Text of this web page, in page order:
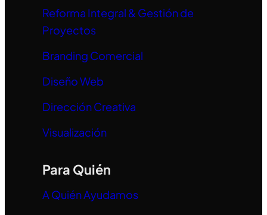
Reforma Integral & Gestión de
Proyectos
Branding Comercial
Diseño Web
Dirección Creativa
Visualización
Para Quién
A Quién Ayudamos